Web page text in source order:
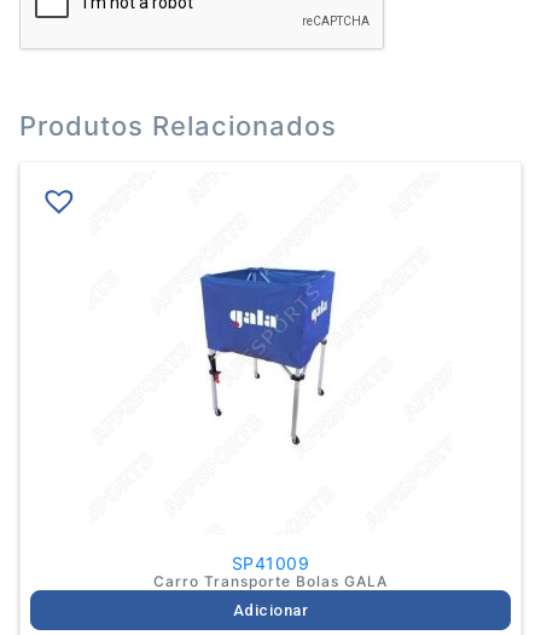
Produtos Relacionados
SP41009
Carro Transporte Bolas GALA
Adicionar